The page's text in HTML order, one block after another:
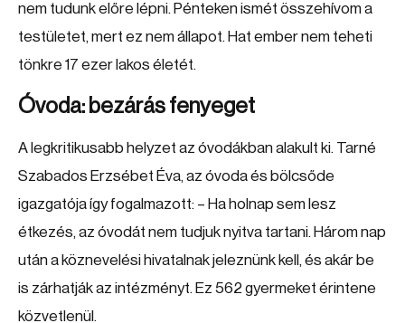
nem tudunk előre lépni. Pénteken ismét összehívom a
testületet, mert ez nem állapot. Hat ember nem teheti
tönkre 17 ezer lakos életét.
Óvoda: bezárás fenyeget
A legkritikusabb helyzet az óvodákban alakult ki. Tarné
Szabados Erzsébet Éva, az óvoda és bölcsőde
igazgatója így fogalmazott: – Ha holnap sem lesz
étkezés, az óvodát nem tudjuk nyitva tartani. Három nap
után a köznevelési hivatalnak jeleznünk kell, és akár be
is zárhatják az intézményt. Ez 562 gyermeket érintene
közvetlenül.